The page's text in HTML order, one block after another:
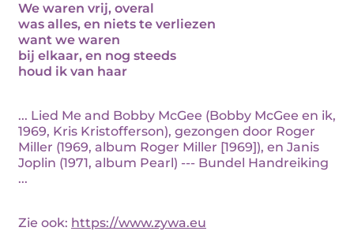
We waren vrij, overal
was alles, en niets te verliezen
want we waren
bij elkaar, en nog steeds
houd ik van haar
... Lied Me and Bobby McGee (Bobby McGee en ik,
1969, Kris Kristofferson), gezongen door Roger
Miller (1969, album Roger Miller [1969]), en Janis
Joplin (1971, album Pearl) --- Bundel Handreiking
...
Zie ook: https://www.zywa.eu